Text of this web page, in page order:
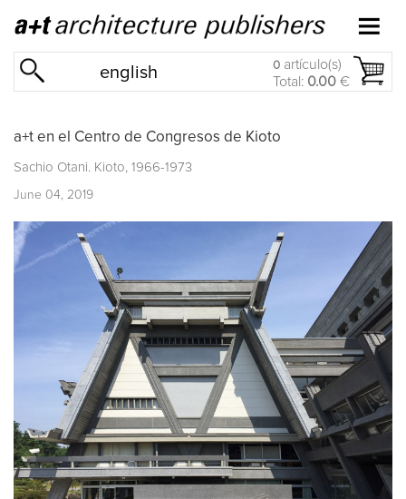
english 0 artículo(s)
Total: 0.00 €
a+t en el Centro de Congresos de Kioto
Sachio Otani. Kioto, 1966-1973
June 04, 2019